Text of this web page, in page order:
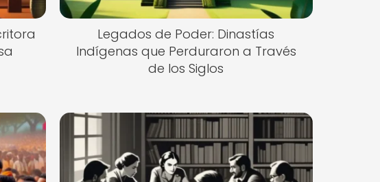
Legados de Poder: Dinastías
Indígenas que Perduraron a Través
de los Siglos